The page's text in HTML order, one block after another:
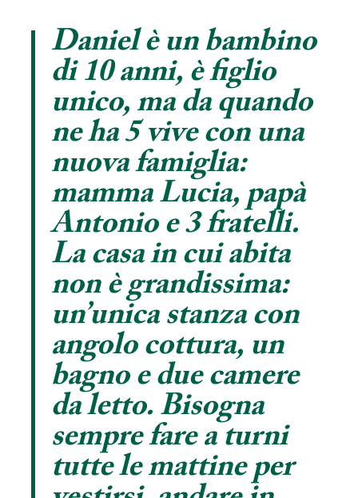
Daniel è un bambino
di 10 anni, è figlio
unico, ma da quando
ne ha 5 vive con una
nuova famiglia:
mamma Lucia, papà
Antonio e 3 fratelli.
La casa in cui abita
non è grandissima:
un’unica stanza con
angolo cottura, un
bagno e due camere
da letto. Bisogna
sempre fare a turni
tutte le mattine per